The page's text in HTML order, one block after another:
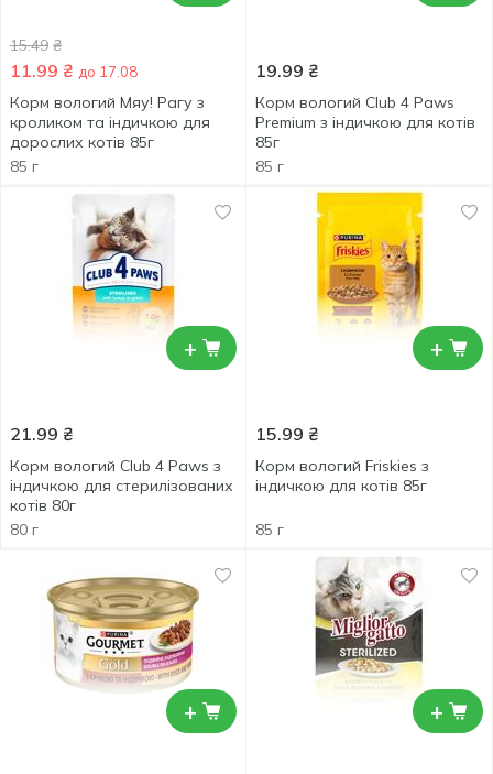
15.49 ₴
11.99 ₴ до 17.08
Корм вологий Мяу! Рагу з
кроликом та індичкою для
дорослих котів 85г
85 г
19.99 ₴
Корм вологий Club 4 Paws
Premium з індичкою для котів
85г
85 г
+
21.99 ₴
Корм вологий Club 4 Paws з
індичкою для стерилізованих
котів 80г
80 г
+
15.99 ₴
Корм вологий Friskies з
індичкою для котів 85г
85 г
+ +